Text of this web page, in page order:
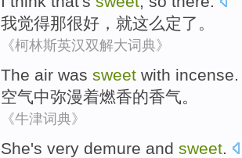
我觉得那很好 ， 就这么定了。
《柯林斯英汉双解大词典》
The air was sweet with incense.
空气中弥漫着燃香的香气。
《牛津词典》
She's very demure and sweet.